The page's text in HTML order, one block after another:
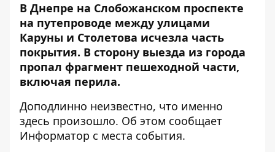
В Днепре на Слобожанском проспекте
на путепроводе между улицами
Каруны и Столетова исчезла часть
покрытия. В сторону выезда из города
пропал фрагмент пешеходной части,
включая перила.
Доподлинно неизвестно, что именно
здесь произошло. Об этом сообщает
Информатор с места события.